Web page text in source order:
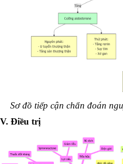
Sơ đồ tiếp cận chẩn đoán
V. Điều trị